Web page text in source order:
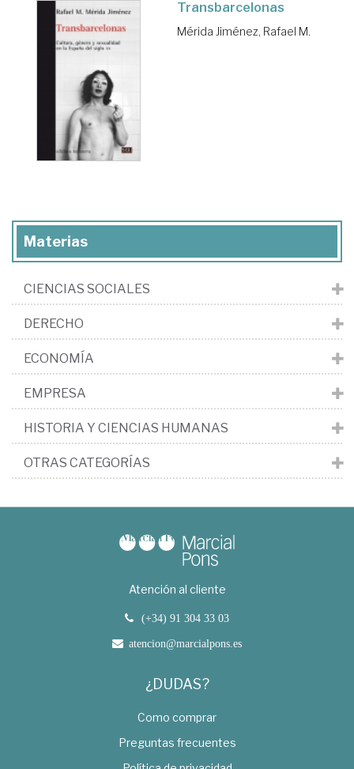
Transbarcelonas
Mérida Jiménez, Rafael M.
Materias
CIENCIAS SOCIALES
DERECHO
ECONOMÍA
EMPRESA
HISTORIA Y CIENCIAS HUMANAS
OTRAS CATEGORÍAS
Atención al cliente
(+34) 91 304 33 03
atencion@marcialpons.es
¿DUDAS?
Como comprar
Preguntas frecuentes